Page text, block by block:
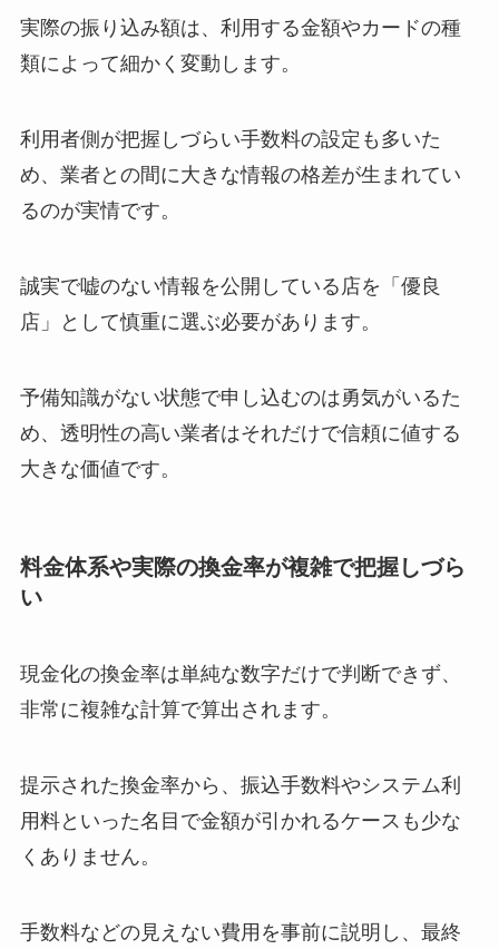
実際の振り込み額は、利用する金額やカードの種
類によって細かく変動します。
利用者側が把握しづらい手数料の設定も多いた
め、業者との間に大きな情報の格差が生まれてい
るのが実情です。
誠実で嘘のない情報を公開している店を「優良
店」として慎重に選ぶ必要があります。
予備知識がない状態で申し込むのは勇気がいるた
め、透明性の高い業者はそれだけで信頼に値する
大きな価値です。
料金体系や実際の換金率が複雑で把握しづら
い
現金化の換金率は単純な数字だけで判断できず、
非常に複雑な計算で算出されます。
提示された換金率から、振込手数料やシステム利
用料といった名目で金額が引かれるケースも少な
くありません。
手数料などの見えない費用を事前に説明し、最終